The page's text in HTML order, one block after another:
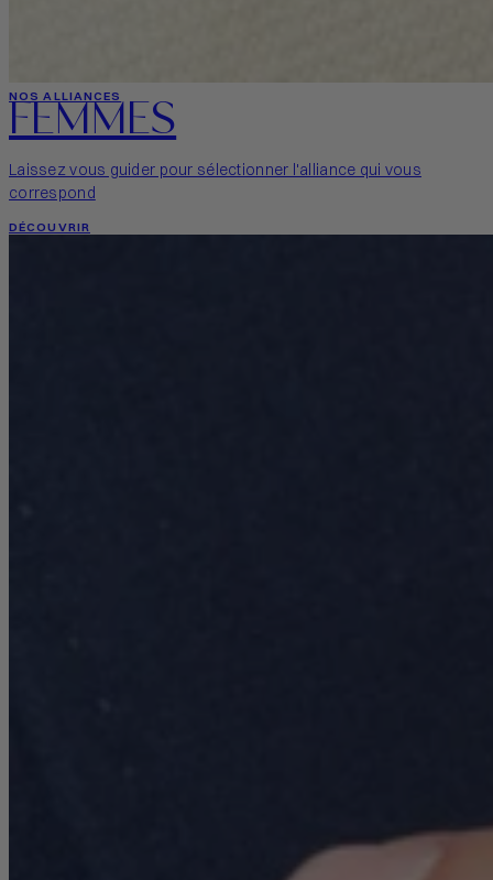
NOS ALLIANCES
FEMMES
Laissez vous guider pour sélectionner l'alliance qui vous
correspond
DÉCOUVRIR